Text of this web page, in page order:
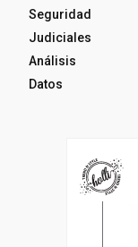
Seguridad
Judiciales
Análisis
Datos